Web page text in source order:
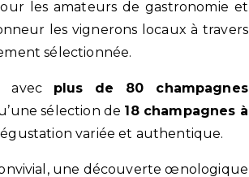
les amateurs de gastronomie et
les vignerons locaux à travers
sélectionnée.
avec plus de 80 champagnes
sélection de 18 champagnes à
variée et authentique.